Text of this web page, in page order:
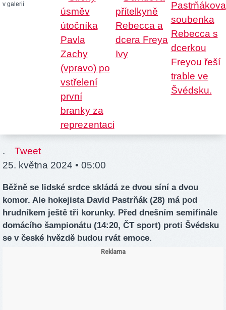
v galerii
.
Tweet
25. května 2024 • 05:00
Běžně se lidské srdce skládá ze dvou síní a dvou
komor. Ale hokejista David Pastrňák (28) má pod
hrudníkem ještě tři korunky. Před dnešním semifinále
domácího šampionátu (14:20, ČT sport) proti Švédsku
se v české hvězdě budou rvát emoce.